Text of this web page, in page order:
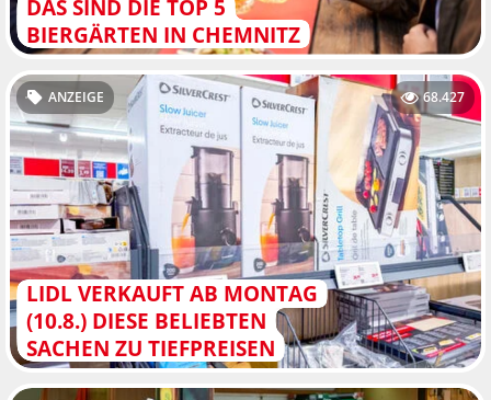
DAS SIND DIE TOP 5
BIERGÄRTEN IN CHEMNITZ
LIDL VERKAUFT AB MONTAG
(10.8.) DIESE BELIEBTEN
SACHEN ZU TIEFPREISEN
ANZEIGE 68.427